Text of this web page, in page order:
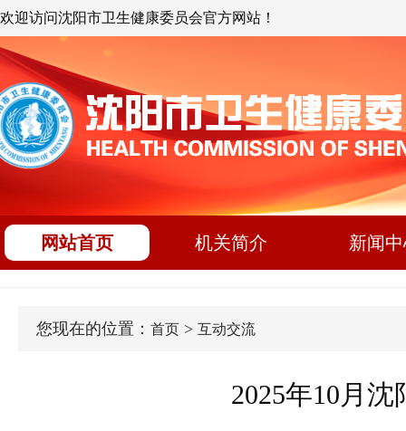
欢迎访问沈阳市卫生健康委员会官方网站！
网站首页 机关简介 新闻
您现在的位置： 首页 > 互动交流
2025年10月